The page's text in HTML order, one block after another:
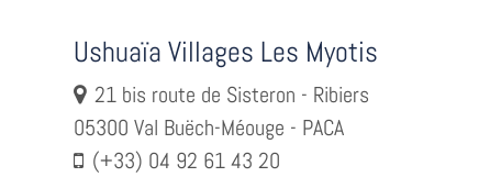
Ushuaïa Villages Les Myotis
21 bis route de Sisteron - Ribiers
05300 Val Buëch-Méouge - PACA
(+33) 04 92 61 43 20